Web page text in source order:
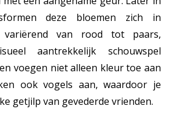
deze bloemen zich in
variërend van rood tot paars,
aantrekkelijk schouwspel
voegen niet alleen kleur toe aan
ook vogels aan, waardoor je
getjilp van gevederde vrienden.